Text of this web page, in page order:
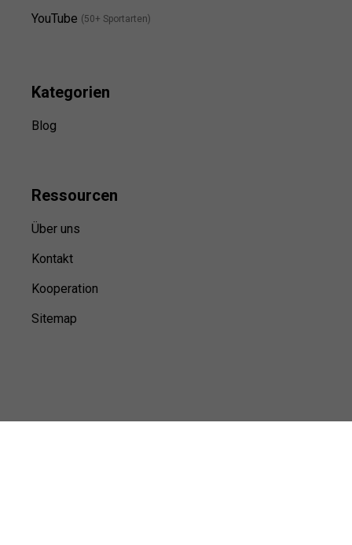
YouTube (50+ Sportarten)
Kategorien
Blog
Ressourcen
Über uns
Kontakt
Kooperation
Sitemap